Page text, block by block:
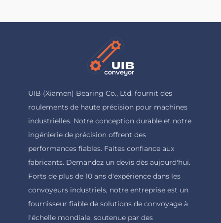
UIB (Xiamen) Bearing Co., Ltd. fournit des
roulements de haute précision pour machines
industrielles. Notre conception durable et notre
ingénierie de précision offrent des
performances fiables. Faites confiance aux
fabricants. Demandez un devis dès aujourd'hui.
Forts de plus de 10 ans d'expérience dans les
convoyeurs industriels, notre entreprise est un
fournisseur fiable de solutions de convoyage à
l'échelle mondiale, soutenue par des